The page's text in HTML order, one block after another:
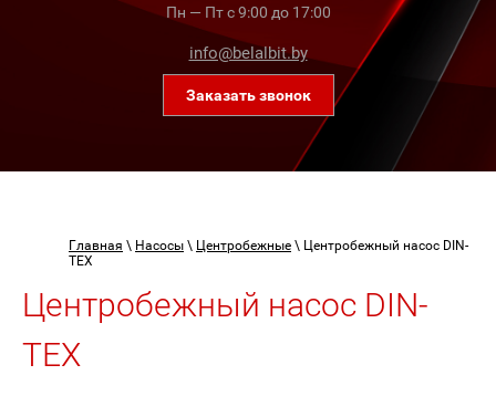
Пн — Пт с 9:00 до 17:00
info@belalbit.by
Заказать звонок
Главная \ Насосы \ Центробежные \ Центробежный насос DIN-
TEX
Центробежный насос DIN-
TEX